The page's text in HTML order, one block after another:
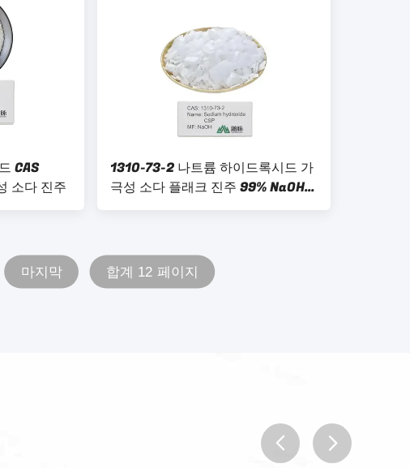
CAS
소다 진주
1310-73-2 나트륨 하이드록시드 가
극성 소다 플래크 진주 99% NaOH
가극성 소다 플래크
마지막 합계 12 페이지